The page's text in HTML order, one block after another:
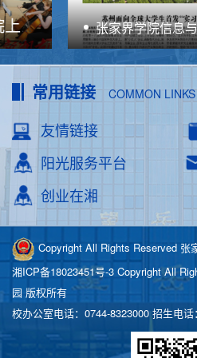
张家界学院信息与智能工程学院
常用链接 COMMON LINKS
友情链接
阳光服务平台
创业在湘
Copyright All Rights Reserved 张
湘ICP备18023451号-3 Copyright All
园 版权所有
校办公室电话：0744-8323000 招生电